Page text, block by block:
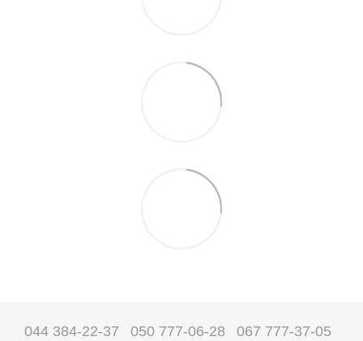
044 384-22-37 050 777-06-28 067 777-37-05